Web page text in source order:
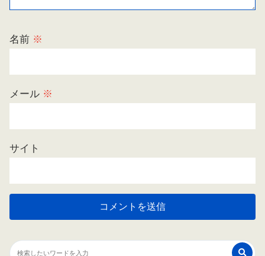
名前 ※
メール ※
サイト